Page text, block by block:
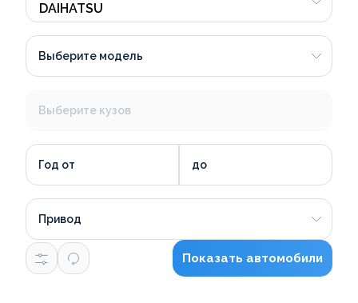
Выберите модель
Выберите кузов
Год от до
Привод
Показать автомобили